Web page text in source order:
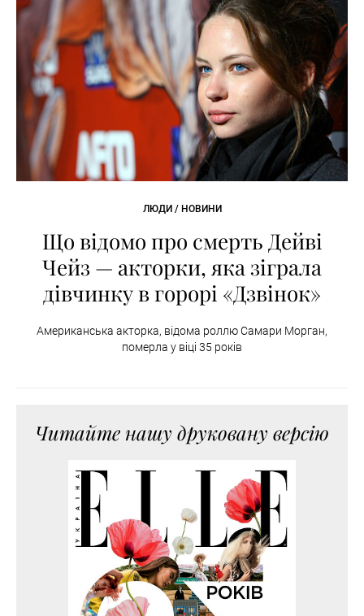
ЛЮДИ / НОВИНИ
Що відомо про смерть Дейві
Чейз — акторки, яка зіграла
дівчинку в горорі «Дзвінок»
Американська акторка, відома роллю Самари Морган,
померла у віці 35 років
Читайте нашу друковану версію